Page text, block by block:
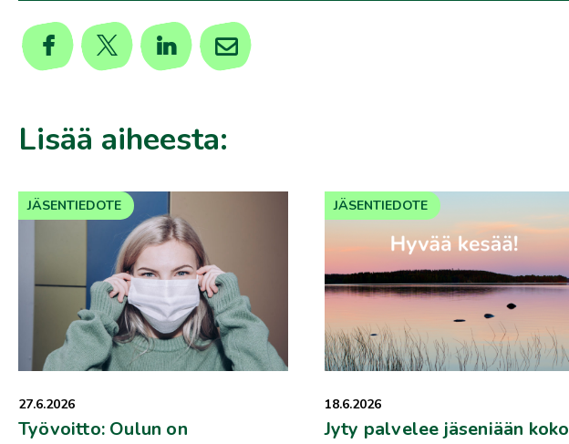
Lisää aiheesta:
27.6.2026
Työvoitto: Oulun on
JÄSENTIEDOTE
18.6.2026
Jyty palvelee jäseniään koko
JÄSENTIEDOTE